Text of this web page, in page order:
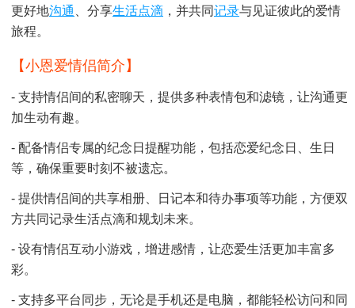
更好地沟通 、分享生活点滴 ，并共同记录与见证彼此的爱情
旅程。
【小恩爱情侣简介】
- 支持情侣间的私密聊天，提供多种表情包和滤镜，让沟通更
加生动有趣。
- 配备情侣专属的纪念日提醒功能，包括恋爱纪念日、生日
等，确保重要时刻不被遗忘。
- 提供情侣间的共享相册、日记本和待办事项等功能，方便双
方共同记录生活点滴和规划未来。
- 设有情侣互动小游戏，增进感情，让恋爱生活更加丰富多
彩。
- 支持多平台同步，无论是手机还是电脑，都能轻松访问和同